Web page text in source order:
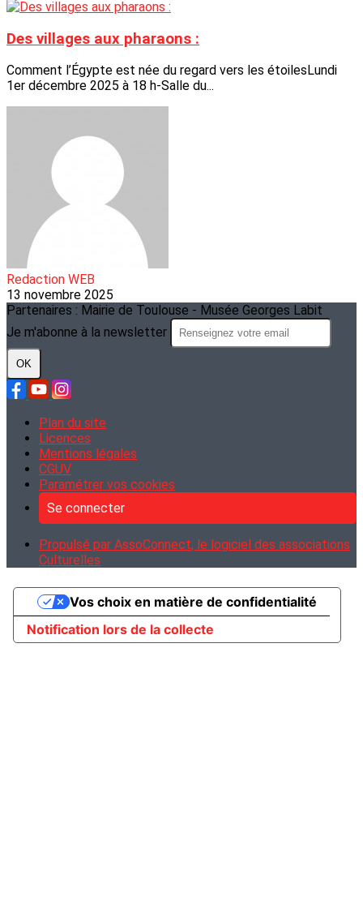
Des villages aux pharaons :
Comment l’Égypte est née du regard vers les étoilesLundi
1er décembre 2025 à 18 h-Salle du...
Redaction WEB
13 novembre 2025
Partenaires : Mairie de Toulouse - Musée Georges Labit
Je m'abonne à la newsletter
OK
Plan du site
Licences
Mentions légales
CGUV
Paramétrer vos cookies
Se connecter
Propulsé par AssoConnect, le logiciel des associations
Culturelles
Notification lors de la collecte
Vos choix en matière de confidentialité